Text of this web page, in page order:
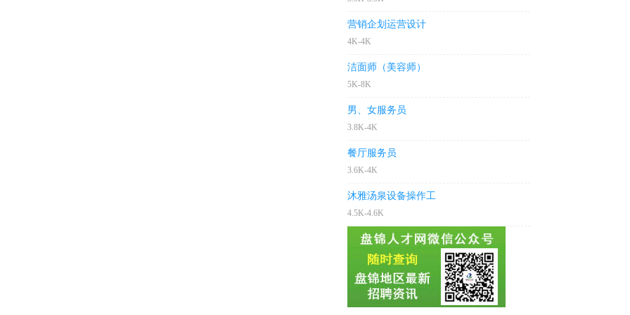
营销企划运营设计
4K-4K
洁面师（美容师）
5K-8K
男、女服务员
3.8K-4K
餐厅服务员
3.6K-4K
沐雅汤泉设备操作工
4.5K-4.6K